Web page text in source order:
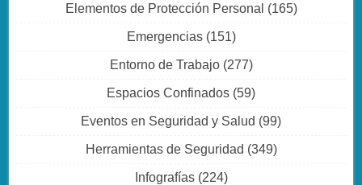
Elementos de Protección Personal (165)
Emergencias(151)
Entorno de Trabajo(277)
Espacios Confinados (59)
Eventos en Seguridad y Salud (99)
Herramientas de Seguridad (349)
Infografías(224)